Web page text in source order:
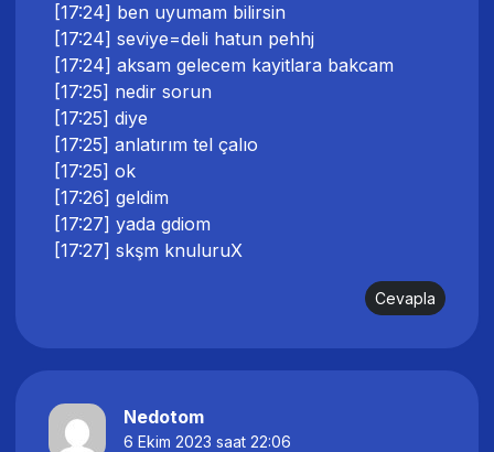
[17:24] ben uyumam bilirsin
[17:24] seviye=deli hatun pehhj
[17:24] aksam gelecem kayitlara bakcam
[17:25] nedir sorun
[17:25] diye
[17:25] anlatırım tel çalıo
[17:25] ok
[17:26] geldim
[17:27] yada gdiom
[17:27] skşm knuluruX
Cevapla
Nedotom
6 Ekim 2023 saat 22:06